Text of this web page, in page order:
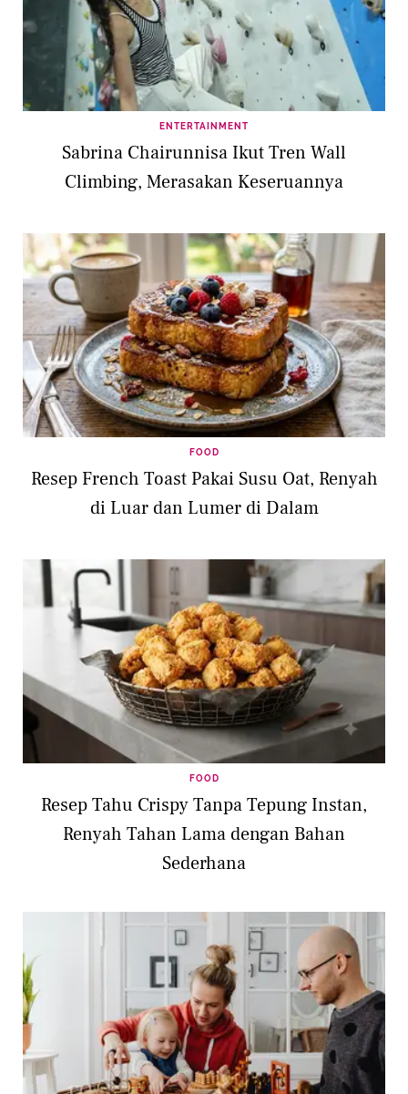
ENTERTAINMENT
Sabrina Chairunnisa Ikut Tren Wall
Climbing, Merasakan Keseruannya
FOOD
Resep French Toast Pakai Susu Oat, Renyah
di Luar dan Lumer di Dalam
FOOD
Resep Tahu Crispy Tanpa Tepung Instan,
Renyah Tahan Lama dengan Bahan
Sederhana